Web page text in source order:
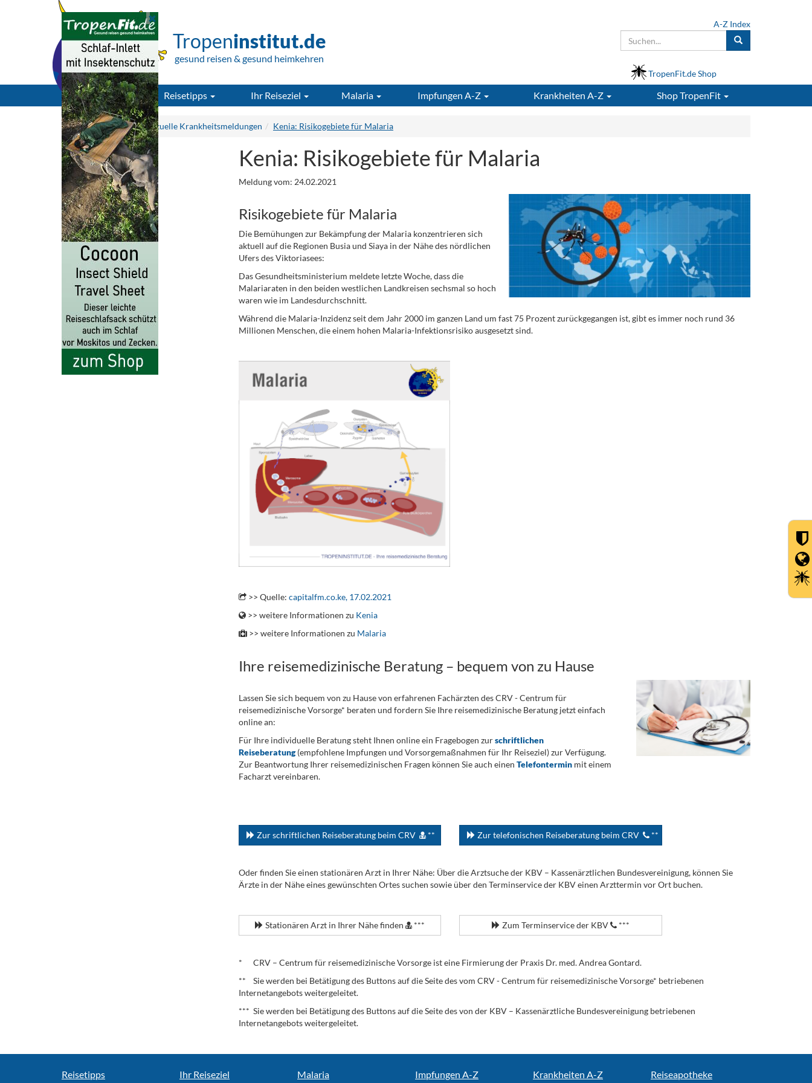
Tropeninstitut.de
gesund reisen & gesund heimkehren
A-Z Index
TropenFit.de Shop
Reisetipps Ihr Reiseziel Malaria Impfungen A-Z Krankheiten A-Z ShopTropenFit
Tropeninstitut.de Aktuelle Krankheitsmeldungen Kenia: Risikogebiete für Malaria
Kenia: Risikogebiete für Malaria
Meldung vom: 24.02.2021
Risikogebiete für Malaria
Die Bemühungen zur Bekämpfung der Malaria konzentrieren sich
aktuell auf die Regionen Busia und Siaya in der Nähe des nördlichen
Ufers des Viktoriasees:
Das Gesundheitsministerium meldete letzte Woche, dass die
Malariaraten in den beiden westlichen Landkreisen sechsmal so hoch
waren wie im Landesdurchschnitt.
Während die Malaria-Inzidenz seit dem Jahr 2000 im ganzen Land um fast 75 Prozent zurückgegangen ist, gibt es immer noch rund 36
Millionen Menschen, die einem hohen Malaria-Infektionsrisiko ausgesetzt sind.
>> Quelle: capitalfm.co.ke, 17.02.2021
>> weitere Informationen zu Kenia
>> weitere Informationen zu Malaria
Ihre reisemedizinische Beratung – bequem von zu Hause
Lassen Sie sich bequem von zu Hause von erfahrenen Fachärzten des CRV - Centrum für
reisemedizinische Vorsorge* beraten und fordern Sie Ihre reisemedizinische Beratung jetzt einfach
online an:
Für Ihre individuelle Beratung steht Ihnen online ein Fragebogen zurschriftlichen
Reiseberatung(empfohlene Impfungen und Vorsorgemaßnahmen für Ihr Reiseziel) zur Verfügung.
Zur Beantwortung Ihrer reisemedizinischen Fragen können Sie auch einen Telefonterminmit einem
Facharzt vereinbaren.
Zur schriftlichen Reiseberatung beim CRV ** Zur telefonischen Reiseberatung beim CRV **
Oder finden Sie einen stationären Arzt in Ihrer Nähe: Über die Arztsuche der KBV – Kassenärztlichen Bundesvereinigung, können Sie
Ärzte in der Nähe eines gewünschten Ortes suchen sowie über den Terminservice der KBV einen Arzttermin vor Ort buchen.
Stationären Arzt in Ihrer Nähe finden *** Zum Terminservice der KBV ***
* CRV – Centrum für reisemedizinische Vorsorge ist eine Firmierung der Praxis Dr. med. Andrea Gontard.
** Sie werden bei Betätigung des Buttons auf die Seite des vom CRV - Centrum für reisemedizinische Vorsorge* betriebenen
Internetangebots weitergeleitet.
*** Sie werden bei Betätigung des Buttons auf die Seite des von der KBV – Kassenärztliche Bundesvereinigung betriebenen
Internetangebots weitergeleitet.
Reisetipps Ihr Reiseziel Malaria Impfungen A-Z Krankheiten A-Z Reiseapotheke